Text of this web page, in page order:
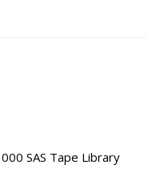
SAS Tape Library